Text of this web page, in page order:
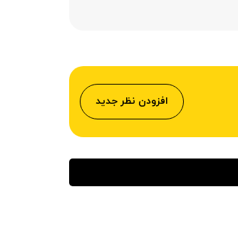
افزودن نظر جدید